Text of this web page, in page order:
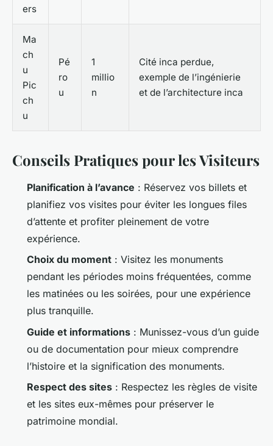
ers
Ma
ch
u
Pic
ch
u
Pé
ro
u
1
millio
n
Cité inca perdue,
exemple de l’ingénierie
et de l’architecture inca
Conseils Pratiques pour les Visiteurs
Planification à l’avance : Réservez vos billets et
planifiez vos visites pour éviter les longues files
d’attente et profiter pleinement de votre
expérience.
Choix du moment : Visitez les monuments
pendant les périodes moins fréquentées, comme
les matinées ou les soirées, pour une expérience
plus tranquille.
Guide et informations : Munissez-vous d’un guide
ou de documentation pour mieux comprendre
l’histoire et la signification des monuments.
Respect des sites : Respectez les règles de visite
et les sites eux-mêmes pour préserver le
patrimoine mondial.